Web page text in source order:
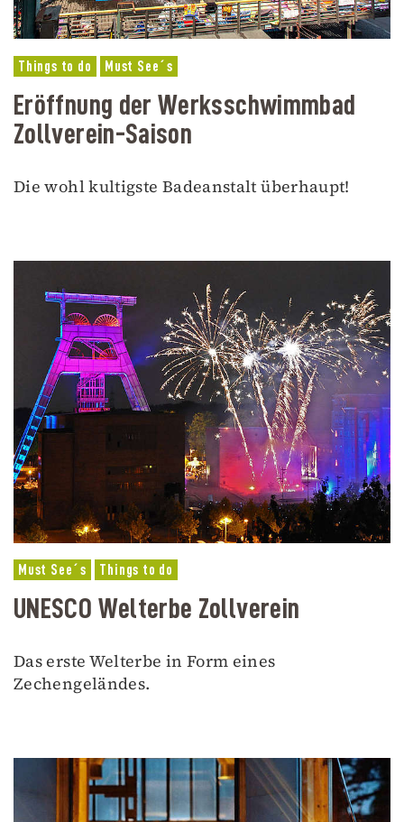
Things to do Must See´s
Eröffnung der Werksschwimmbad
Zollverein-Saison
Die wohl kultigste Badeanstalt überhaupt!
Must See´s Things to do
UNESCO Welterbe Zollverein
Das erste Welterbe in Form eines
Zechengeländes.